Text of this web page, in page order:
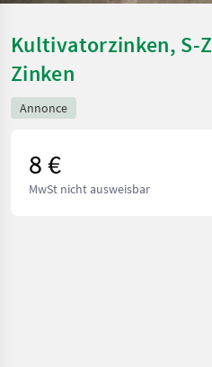
Kultivatorzinken, S-
Zinken
Annonce
8 €
MwSt nicht ausweisbar